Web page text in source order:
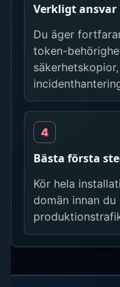
Verkligt ansvar
Du äger
token-
Bästa första
Kör hela
domän innan du